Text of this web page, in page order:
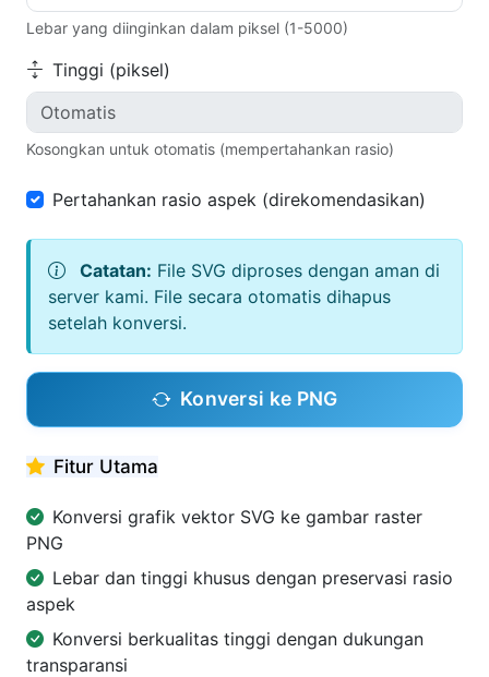
Lebar yang diinginkan dalam piksel (1-5000)
Tinggi (piksel)
Kosongkan untuk otomatis (mempertahankan rasio)
Pertahankan rasio aspek (direkomendasikan)
Catatan: File SVG diproses dengan aman di
server kami. File secara otomatis dihapus
setelah konversi.
Konversi ke PNG
Fitur Utama
Konversi grafik vektor SVG ke gambar raster
PNG
Lebar dan tinggi khusus dengan preservasi rasio
aspek
Konversi berkualitas tinggi dengan dukungan
transparansi